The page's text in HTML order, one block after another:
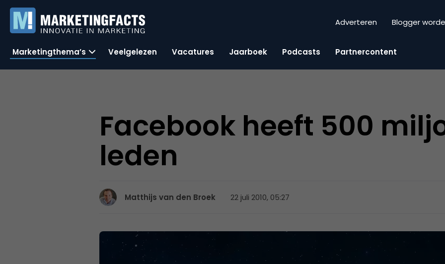
Adverteren Blogger
Marketingthema’s Veelgelezen Vacatures Jaarboek Podcasts Partnercontent
Facebook heeft 500
leden
Matthijs van den Broek 22 juli 2010, 05:27